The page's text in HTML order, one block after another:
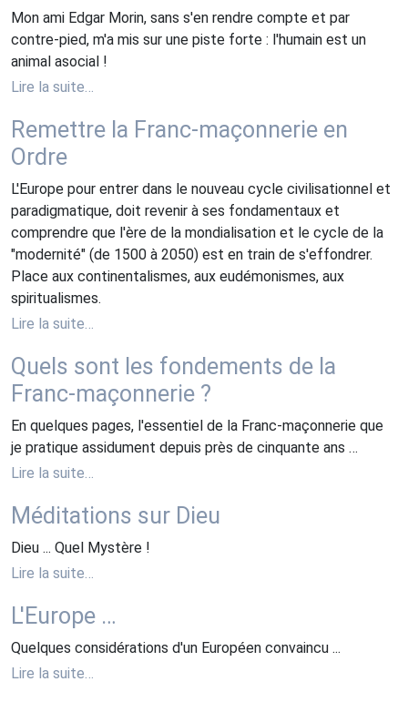
Mon ami Edgar Morin, sans s'en rendre compte et par
contre-pied, m'a mis sur une piste forte : l'humain est un
animal asocial !
Lire la suite…
Remettre la Franc-maçonnerie en
Ordre
L'Europe pour entrer dans le nouveau cycle civilisationnel et
paradigmatique, doit revenir à ses fondamentaux et
comprendre que l'ère de la mondialisation et le cycle de la
"modernité" (de 1500 à 2050) est en train de s'effondrer.
Place aux continentalismes, aux eudémonismes, aux
spiritualismes.
Lire la suite…
Quels sont les fondements de la
Franc-maçonnerie ?
En quelques pages, l'essentiel de la Franc-maçonnerie que
je pratique assidument depuis près de cinquante ans …
Lire la suite…
Méditations sur Dieu
Dieu ... Quel Mystère !
Lire la suite…
L'Europe …
Quelques considérations d'un Européen convaincu ...
Lire la suite…